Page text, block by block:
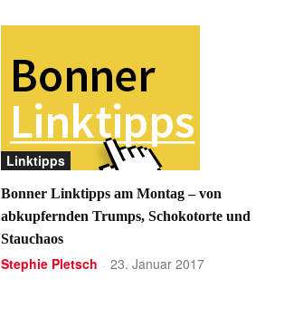
Linktipps
Bonner Linktipps am Montag – von
abkupfernden Trumps, Schokotorte und
Stauchaos
Stephie Pletsch - 23. Januar 2017